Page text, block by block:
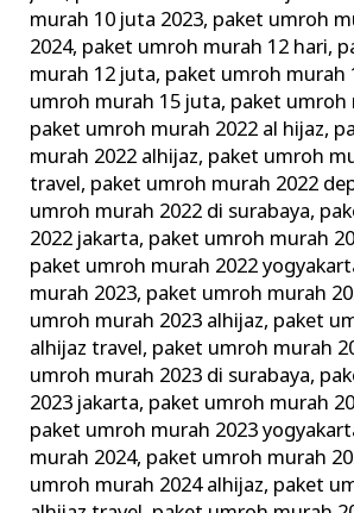
murah 10 juta 2023, paket umroh
2024, paket umroh murah 12 hari,
murah 12 juta, paket umroh murah
umroh murah 15 juta, paket umroh
paket umroh murah 2022 al hijaz,
murah 2022 alhijaz, paket umroh
travel, paket umroh murah 2022
umroh murah 2022 di surabaya,
2022 jakarta, paket umroh murah
paket umroh murah 2022
murah 2023, paket umroh murah
umroh murah 2023 alhijaz, paket
alhijaz travel, paket umroh murah
umroh murah 2023 di surabaya,
2023 jakarta, paket umroh murah
paket umroh murah 2023
murah 2024, paket umroh murah
umroh murah 2024 alhijaz, paket